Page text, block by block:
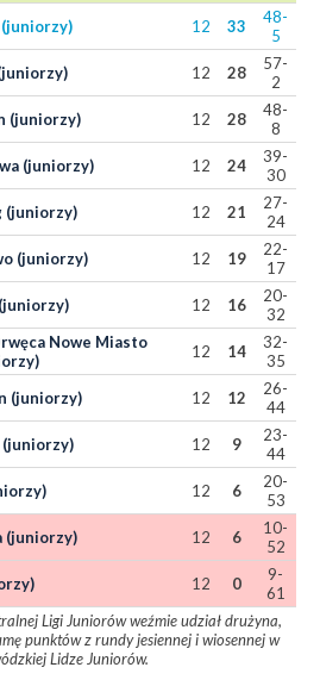
12 33
48-
5
12 28
57-
2
(juniorzy) 12 28
48-
8
(juniorzy) 12 24
39-
30
(juniorzy) 12 21
27-
24
(juniorzy) 12 19
22-
17
12 16
20-
32
Nowe Miasto
12 14
32-
35
(juniorzy) 12 12
26-
44
(juniorzy) 12 9
23-
44
12 6
20-
53
(juniorzy) 12 6
10-
52
12 0
9-
61
Ligi Juniorów weźmie udział drużyna,
punktów z rundy jesiennej i wiosennej w
Lidze Juniorów.